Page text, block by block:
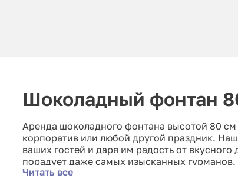
Шоколадный фонтан
Аренда шоколадного фонтана высотой 80
корпоратив или любой другой праздник.
ваших гостей и даря им радость от
порадует даже самых изысканных
гарантируют, что ваше мероприятие
Читать все